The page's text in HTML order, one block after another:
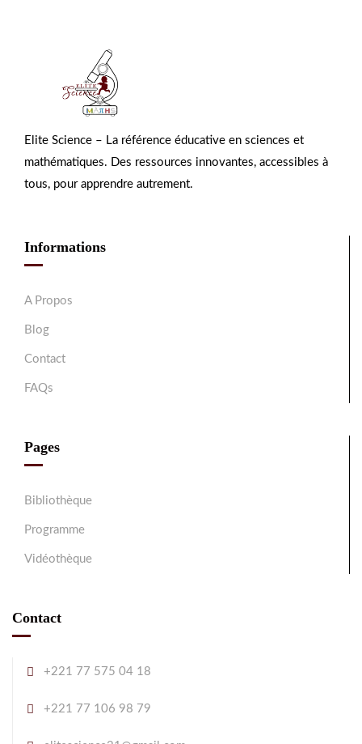
Elite Science – La référence éducative en sciences et
mathématiques. Des ressources innovantes, accessibles à
tous, pour apprendre autrement.
Informations
A Propos
Blog
Contact
FAQs
Pages
Bibliothèque
Programme
Vidéothèque
Contact
+221 77 575 04 18
+221 77 106 98 79